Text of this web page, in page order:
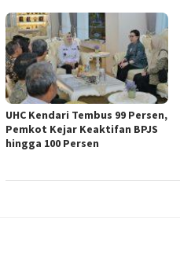
UHC Kendari Tembus 99 Persen,
Pemkot Kejar Keaktifan BPJS
hingga 100 Persen